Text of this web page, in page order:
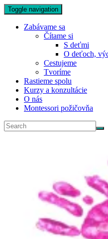
Toggle navigation
Zabávame sa
Čítame si
S deťmi
O deťoch,
Cestujeme
Tvoríme
Rastieme spolu
Kurzy a konzultácie
O nás
Montessori požičovňa